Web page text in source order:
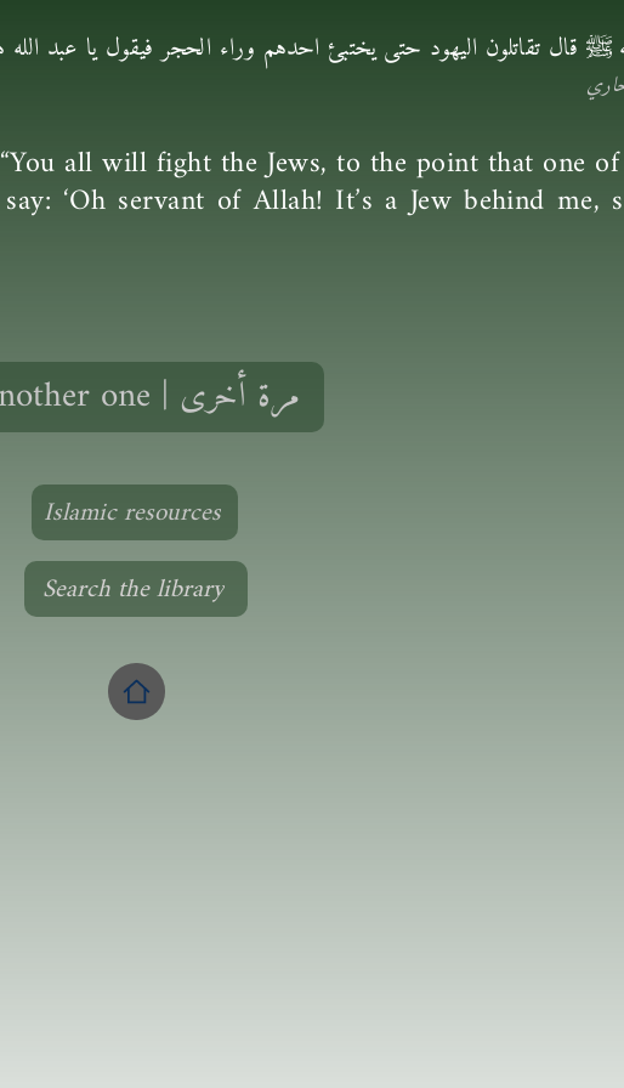
ﷺ قال تقاتلون اليهود حتى يختبئ احدهم وراء الحجر فيقول يا عبد الله
all will fight the Jews, to the point that one
‘Oh servant of Allah! It’s a Jew behind me,
Another one | مرة أخرى
Islamic resources
Search the library